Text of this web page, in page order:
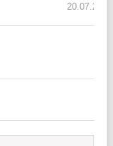
20.07.2015